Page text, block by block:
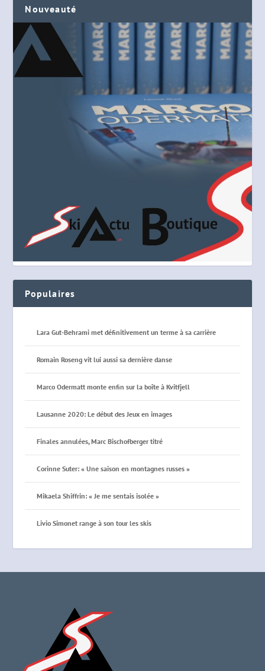
Nouveauté
Populaires
Lara Gut-Behrami met définitivement un terme à sa carrière
Romain Roseng vit lui aussi sa dernière danse
Marco Odermatt monte enfin sur la boîte à Kvitfjell
Lausanne 2020: Le début des Jeux en images
Finales annulées, Marc Bischofberger titré
Corinne Suter: « Une saison en montagnes russes »
Mikaela Shiffrin: « Je me sentais isolée »
Livio Simonet range à son tour les skis